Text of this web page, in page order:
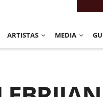
ARTISTAS MEDIA